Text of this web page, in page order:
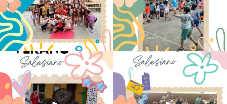
No hay verano sin que sea Salesiano ❤️
💫 en Luz 4
...
0
viviendo la alegría en el campamento
...